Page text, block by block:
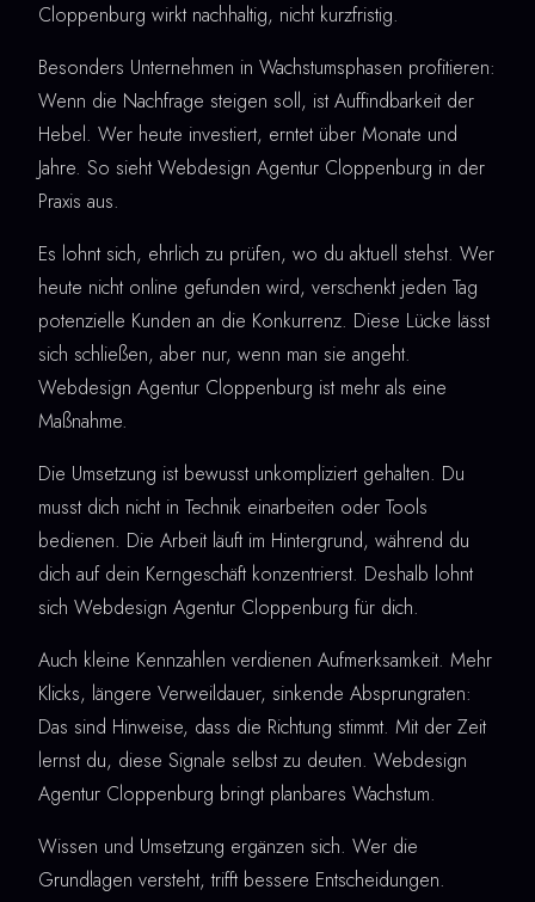
Cloppenburg wirkt nachhaltig, nicht kurzfristig.
Besonders Unternehmen in Wachstumsphasen profitieren:
Wenn die Nachfrage steigen soll, ist Auffindbarkeit der
Hebel. Wer heute investiert, erntet über Monate und
Jahre. So sieht Webdesign Agentur Cloppenburg in der
Praxis aus.
Es lohnt sich, ehrlich zu prüfen, wo du aktuell stehst. Wer
heute nicht online gefunden wird, verschenkt jeden Tag
potenzielle Kunden an die Konkurrenz. Diese Lücke lässt
sich schließen, aber nur, wenn man sie angeht.
Webdesign Agentur Cloppenburg ist mehr als eine
Maßnahme.
Die Umsetzung ist bewusst unkompliziert gehalten. Du
musst dich nicht in Technik einarbeiten oder Tools
bedienen. Die Arbeit läuft im Hintergrund, während du
dich auf dein Kerngeschäft konzentrierst. Deshalb lohnt
sich Webdesign Agentur Cloppenburg für dich.
Auch kleine Kennzahlen verdienen Aufmerksamkeit. Mehr
Klicks, längere Verweildauer, sinkende Absprungraten:
Das sind Hinweise, dass die Richtung stimmt. Mit der Zeit
lernst du, diese Signale selbst zu deuten. Webdesign
Agentur Cloppenburg bringt planbares Wachstum.
Wissen und Umsetzung ergänzen sich. Wer die
Grundlagen versteht, trifft bessere Entscheidungen.